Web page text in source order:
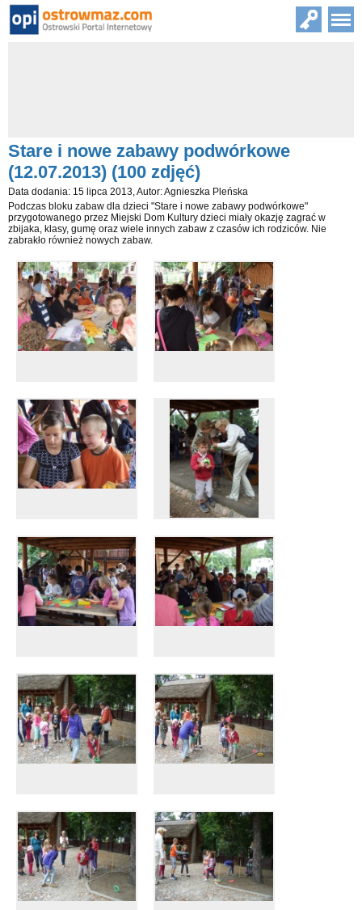
Stare i nowe zabawy podwórkowe
(12.07.2013) (100 zdjęć)
Data dodania: 15 lipca 2013, Autor: Agnieszka Pleńska
Podczas bloku zabaw dla dzieci "Stare i nowe zabawy podwórkowe"
przygotowanego przez Miejski Dom Kultury dzieci miały okazję zagrać w
zbijaka, klasy, gumę oraz wiele innych zabaw z czasów ich rodziców. Nie
zabrakło również nowych zabaw.